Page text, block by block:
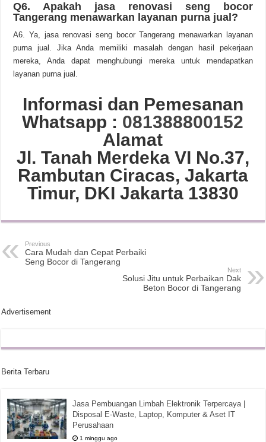
Q6. Apakah jasa renovasi seng bocor
Tangerang menawarkan layanan purna jual?
A6. Ya, jasa renovasi seng bocor Tangerang menawarkan layanan
purna jual. Jika Anda memiliki masalah dengan hasil pekerjaan
mereka, Anda dapat menghubungi mereka untuk mendapatkan
layanan purna jual.
Informasi dan Pemesanan
Whatsapp : 081388800152
Alamat
Jl. Tanah Merdeka VI No.37,
Rambutan Ciracas, Jakarta
Timur, DKI Jakarta 13830
Previous
Cara Mudah dan Cepat Perbaiki
Seng Bocor di Tangerang
Next
Solusi Jitu untuk Perbaikan Dak
Beton Bocor di Tangerang
Advertisement
Berita Terbaru
Jasa Pembuangan Limbah Elektronik Terpercaya |
Disposal E-Waste, Laptop, Komputer & Aset IT
Perusahaan
1 minggu ago